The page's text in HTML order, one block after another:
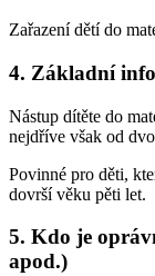
Zařazení dětí do
4. Základní
Nástup dítěte do
nejdříve však od
Povinné pro děti,
dovrší věku pěti let.
5. Kdo je
apod.)